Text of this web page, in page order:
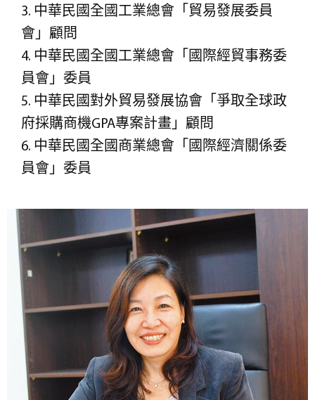
3. 中華民國全國工業總會「貿易發展委員
會」顧問
4. 中華民國全國工業總會「國際經貿事務委
員會」委員
5. 中華民國對外貿易發展協會「爭取全球政
府採購商機GPA專案計畫」顧問
6. 中華民國全國商業總會「國際經濟關係委
員會」委員